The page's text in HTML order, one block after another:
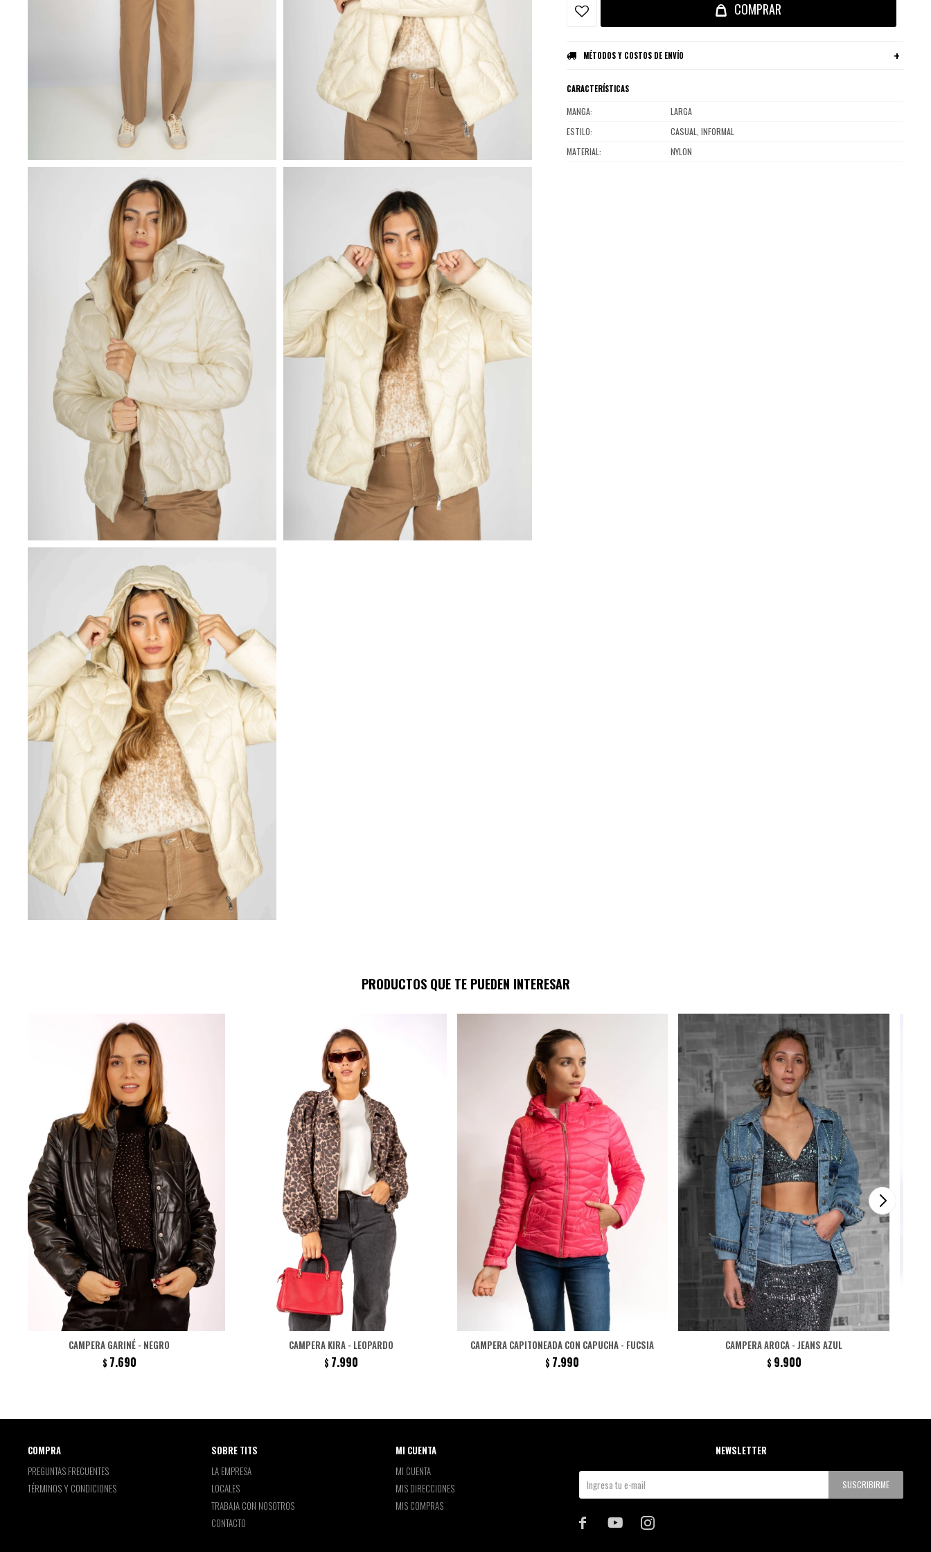
COMPRAR
MÉTODOS Y COSTOS DE ENVÍO
CARACTERÍSTICAS
MANGA
LARGA
ESTILO
CASUAL, INFORMAL
MATERIAL
NYLON
PRODUCTOS QUE TE PUEDEN INTERESAR
CAMPERA GARINÉ - NEGRO
$ 7.690
CAMPERA KIRA - LEOPARDO
$ 7.990
CAMPERA CAPITONEADA CON CAPUCHA - FUCSIA
$ 7.990
CAMPERA AROCA - JEANS AZUL
$ 9.900
SOBRE TITS
LA EMPRESA
LOCALES
TRABAJA CON NOSOTROS
CONTACTO
COMPRA
PREGUNTAS FRECUENTES
TÉRMINOS Y CONDICIONES
MI CUENTA
MI CUENTA
MIS DIRECCIONES
MIS COMPRAS
NEWSLETTER
SUSCRIBIRME
  